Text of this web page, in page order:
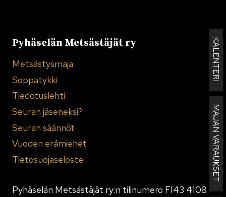
KALENTERI
MAJAN VARAUKSET
Pyhäselän Metsästäjät ry
Metsästysmaja
Soppatykki
Tiedotuslehti
Seuran jäseneksi?
Seuran säännöt
Vuoden erämiehet
Tietosuojaseloste
Pyhäselän Metsästäjät ry:n tilinumero FI43 4108